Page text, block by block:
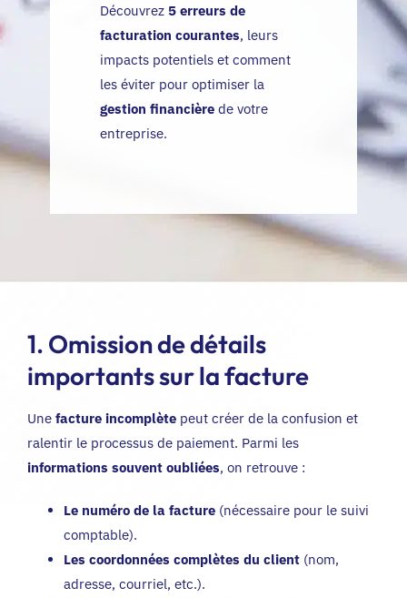
Découvrez 5 erreurs de
facturation courantes, leurs
impacts potentiels et comment
les éviter pour optimiser la
gestion financièrede votre
entreprise.
1. Omission de détails
importants sur la facture
Une facture incomplètepeut créer de la confusion et
ralentir le processus de paiement. Parmi les
informations souvent oubliées, on retrouve :
Le numéro de la facture(nécessaire pour le suivi
comptable).
Les coordonnées complètes du client(nom,
adresse, courriel, etc.).